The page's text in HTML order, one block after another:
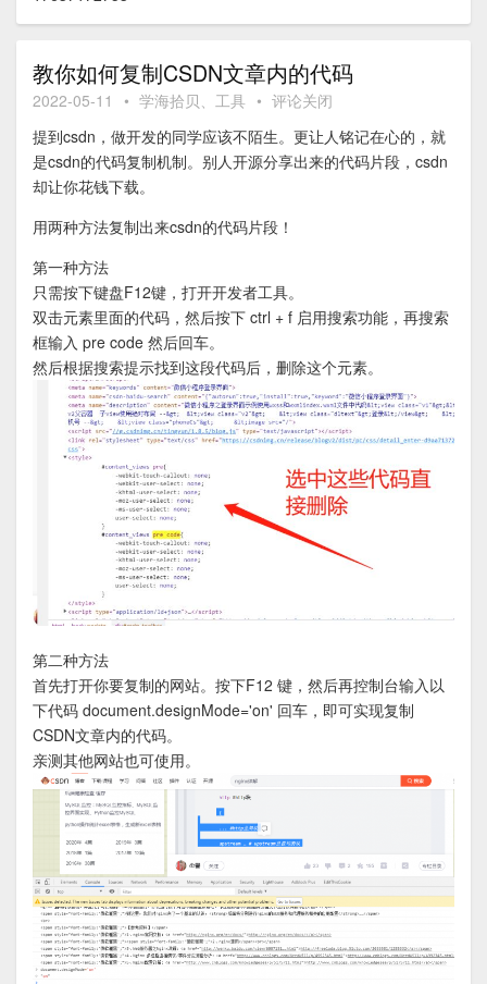
教你如何复制CSDN文章内的代码
2022-05-11 • 学海拾贝 、工具 • 评论关闭
提到csdn，做开发的同学应该不陌生。更让人铭记在心的，就
是csdn的代码复制机制。别人开源分享出来的代码片段，csdn
却让你花钱下载。
用两种方法复制出来csdn的代码片段！
第一种方法
只需按下键盘F12键，打开开发者工具。
双击元素里面的代码，然后按下 ctrl + f 启用搜索功能，再搜索
框输入 pre code 然后回车。
然后根据搜索提示找到这段代码后，删除这个元素。
第二种方法
首先打开你要复制的网站。按下F12 键，然后再控制台输入以
下代码 document.designMode='on' 回车，即可实现复制
CSDN文章内的代码。
亲测其他网站也可使用。